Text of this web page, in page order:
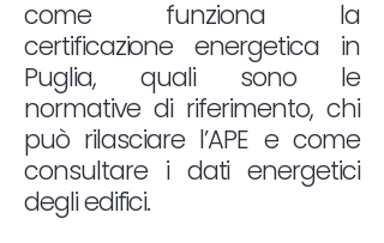
come funziona la
certificazione energetica in
Puglia, quali sono le
normative di riferimento, chi
può rilasciare l’APE e come
consultare i dati energetici
degli edifici.